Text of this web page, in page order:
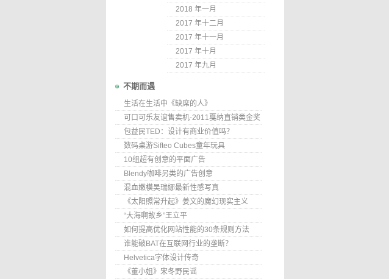
2018 年一月
2017 年十二月
2017 年十一月
2017 年十月
2017 年九月
不期而遇
生活在生活中《缺席的人》
可口可乐友谊售卖机-2011戛纳直销类金奖
包益民TED：设计有商业价值吗？
数码桌游Sifteo Cubes童年玩具
10组超有创意的平面广告
Blendy咖啡另类的广告创意
混血嫩模吴瑞娜最新性感写真
《太阳照常升起》姜文的魔幻现实主义
“大海啊故乡”王立平
如何提高优化网站性能的30条规则方法
谁能破BAT在互联网行业的垄断？
Helvetica字体设计传奇
《董小姐》宋冬野民谣